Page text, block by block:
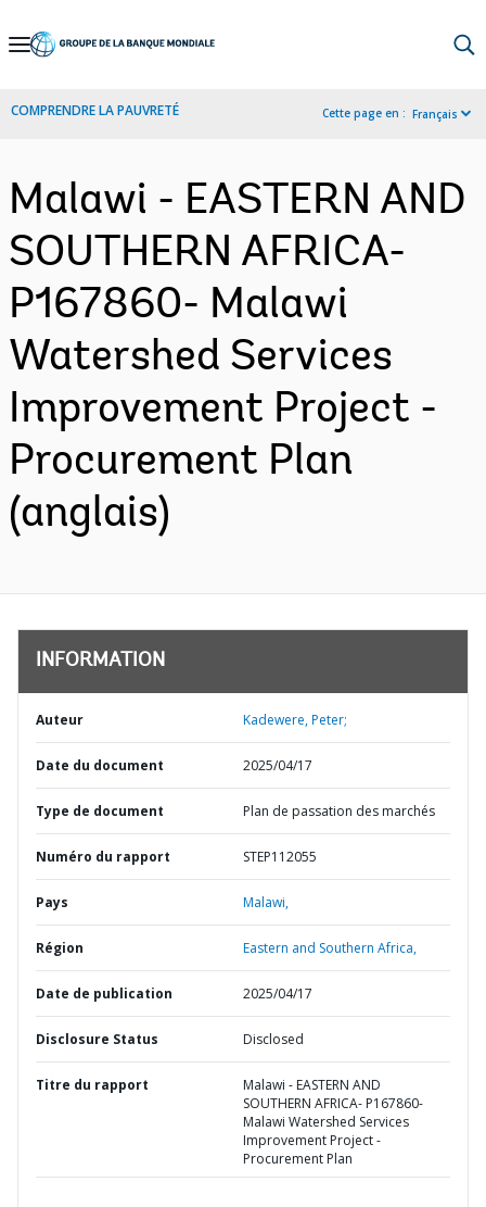
Skip
Navigation
COMPRENDRE LA PAUVRETÉ Cette page en : Français
Malawi - EASTERN AND
SOUTHERN AFRICA-
P167860- Malawi
Watershed Services
Improvement Project -
Procurement Plan
(anglais)
INFORMATION
Auteur Kadewere, Peter;
Date du document 2025/04/17
Type de document Plan de passation des marchés
Numéro du rapport STEP112055
Pays Malawi,
Région Eastern and Southern Africa,
Date de publication 2025/04/17
Disclosure Status Disclosed
Titre du rapport
Malawi - EASTERN AND
SOUTHERN AFRICA- P167860-
Malawi Watershed Services
Improvement Project -
Procurement Plan